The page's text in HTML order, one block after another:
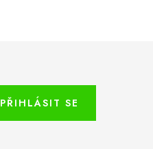
PŘIHLÁSIT SE